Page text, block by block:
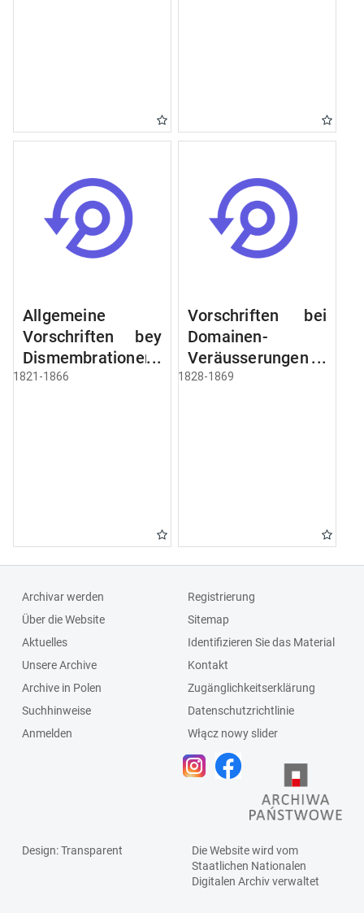
Allgemeine
Vorschriften bey
Dismembrationen
Domainen-
1821-1866
Vorschriften bei
Domainen-
Veräusserungen
und
1828-1869
Archivar werden
Über die Website
Aktuelles
Unsere Archive
Archive in Polen
Suchhinweise
Anmelden
Registrierung
Sitemap
Identifizieren Sie das Material
Kontakt
Zugänglichkeitserklärung
Datenschutzrichtlinie
Włącz nowy slider
Design: Transparent
Die Website wird vom
Staatlichen Nationalen
Digitalen Archivverwaltet